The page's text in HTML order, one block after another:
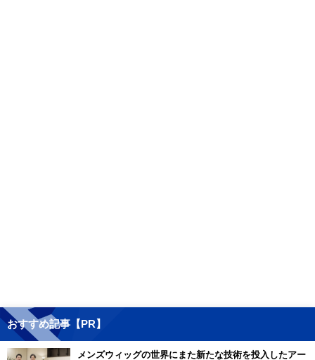
おすすめ記事【PR】
メンズウィッグの世界にまた新たな技術を投入したアー